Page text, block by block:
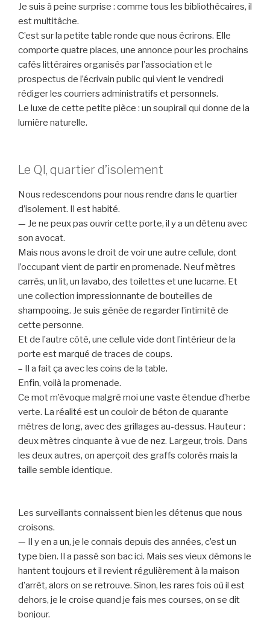
Je suis à peine surprise : comme tous les bibliothécaires, il
est multitâche.
C’est sur la petite table ronde que nous écrirons. Elle
comporte quatre places, une annonce pour les prochains
cafés littéraires organisés par l’association et le
prospectus de l’écrivain public qui vient le vendredi
rédiger les courriers administratifs et personnels.
Le luxe de cette petite pièce : un soupirail qui donne de la
lumière naturelle.
Le QI, quartier d’isolement
Nous redescendons pour nous rendre dans le quartier
d’isolement. Il est habité.
— Je ne peux pas ouvrir cette porte, il y a un détenu avec
son avocat.
Mais nous avons le droit de voir une autre cellule, dont
l’occupant vient de partir en promenade. Neuf mètres
carrés, un lit, un lavabo, des toilettes et une lucarne. Et
une collection impressionnante de bouteilles de
shampooing. Je suis gênée de regarder l’intimité de
cette personne.
Et de l’autre côté, une cellule vide dont l’intérieur de la
porte est marqué de traces de coups.
– Il a fait ça avec les coins de la table.
Enfin, voilà la promenade.
Ce mot m’évoque malgré moi une vaste étendue d’herbe
verte. La réalité est un couloir de béton de quarante
mètres de long, avec des grillages au-dessus. Hauteur :
deux mètres cinquante à vue de nez. Largeur, trois. Dans
les deux autres, on aperçoit des graffs colorés mais la
taille semble identique.
Les surveillants connaissent bien les détenus que nous
croisons.
— Il y en a un, je le connais depuis des années, c’est un
type bien. Il a passé son bac ici. Mais ses vieux démons le
hantent toujours et il revient régulièrement à la maison
d’arrêt, alors on se retrouve. Sinon, les rares fois où il est
dehors, je le croise quand je fais mes courses, on se dit
bonjour.